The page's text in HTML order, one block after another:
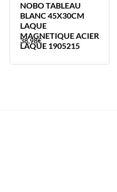
NOBO TABLEAU
BLANC 45X30CM
LAQUE
MAGNETIQUE ACIER
LAQUE 1905215
38,98€